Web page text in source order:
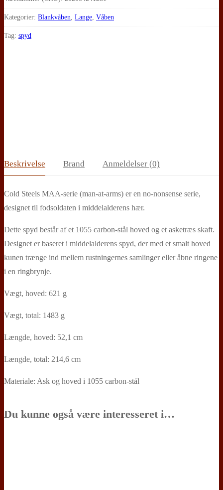
Europæisk
antal
Kategorier: Blankvåben, Lange, Våben
Tag: spyd
Beskrivelse Brand Anmeldelser (0)
Cold Steels MAA-serie (man-at-arms) er en no-nonsense serie,
designet til fodsoldaten i middelalderens hær.
Dette spyd består af et 1055 carbon-stål hoved og et asketræs skaft.
Designet er baseret i middelalderens spyd, der med et smalt hoved
kunen trænge ind mellem rustningernes samlinger eller åbne ringene
i en ringbrynje.
Vægt, hoved: 621 g
Vægt, total: 1483 g
Længde, hoved: 52,1 cm
Længde, total: 214,6 cm
Materiale: Ask og hoved i 1055 carbon-stål
Du kunne også være interesseret i…